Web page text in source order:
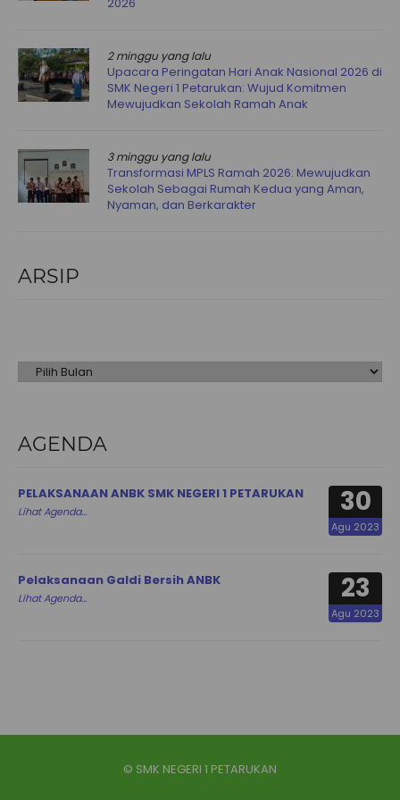
2026
2 minggu yang lalu
Upacara Peringatan Hari Anak Nasional 2026 di
SMK Negeri 1 Petarukan: Wujud Komitmen
Mewujudkan Sekolah Ramah Anak
3 minggu yang lalu
Transformasi MPLS Ramah 2026: Mewujudkan
Sekolah Sebagai Rumah Kedua yang Aman,
Nyaman, dan Berkarakter
ARSIP
AGENDA
30
Agu 2023
PELAKSANAAN ANBK SMK NEGERI 1 PETARUKAN
Lihat Agenda...
23
Agu 2023
Pelaksanaan Galdi Bersih ANBK
Lihat Agenda...
© SMK NEGERI 1 PETARUKAN